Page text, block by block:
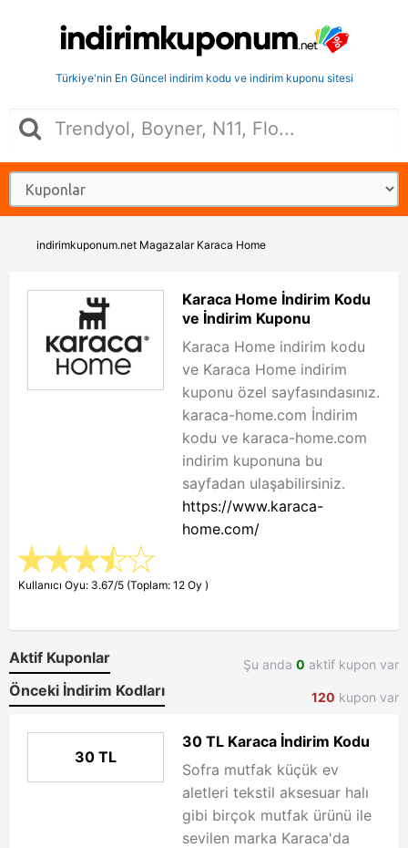
Türkiye'nin En Güncel indirim kodu ve indirim kuponu sitesi
indirimkuponum.net Magazalar Karaca Home
Karaca Home İndirim Kodu
ve İndirim Kuponu
Karaca Home indirim kodu
ve Karaca Home indirim
kuponu özel sayfasındasınız.
karaca-home.com İndirim
kodu ve karaca-home.com
indirim kuponuna bu
sayfadan ulaşabilirsiniz.
https://www.karaca-
home.com/
Kullanıcı Oyu: 3.67/5 (Toplam: 12 Oy )
Aktif Kuponlar Şu anda 0 aktif kupon var
Önceki İndirim Kodları 120 kupon var
30 TL
30 TL Karaca İndirim Kodu
Sofra mutfak küçük ev
aletleri tekstil aksesuar halı
gibi birçok mutfak ürünü ile
sevilen marka Karaca'da